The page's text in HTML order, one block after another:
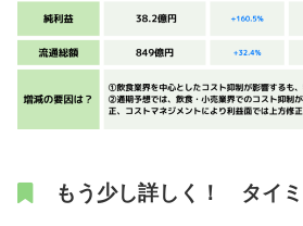
もう少し詳しく！ タイ